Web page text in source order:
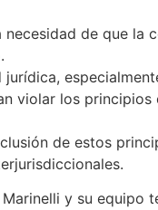
de que
violar los
de estos
y su equipo